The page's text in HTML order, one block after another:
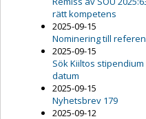
rätt kompetens
2025-09-15
Nominering till
2025-09-15
Sök Kiiltos
datum
2025-09-15
Nyhetsbrev 179
2025-09-12